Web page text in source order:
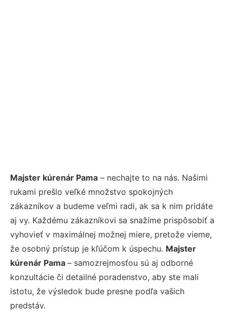
Majster kúrenár Pama – nechajte to na nás. Našimi
rukami prešlo veľké množstvo spokojných
zákazníkov a budeme veľmi radi, ak sa k nim pridáte
aj vy. Každému zákazníkovi sa snažíme prispôsobiť a
vyhovieť v maximálnej možnej miere, pretože vieme,
že osobný prístup je kľúčom k úspechu. Majster
kúrenár Pama – samozrejmosťou sú aj odborné
konzultácie či detailné poradenstvo, aby ste mali
istotu, že výsledok bude presne podľa vašich
predstáv.